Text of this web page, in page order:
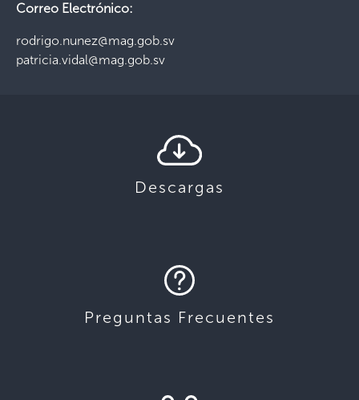
Correo Electrónico:
rodrigo.nunez@mag.gob.sv
patricia.vidal@mag.gob.sv
Descargas
Preguntas Frecuentes